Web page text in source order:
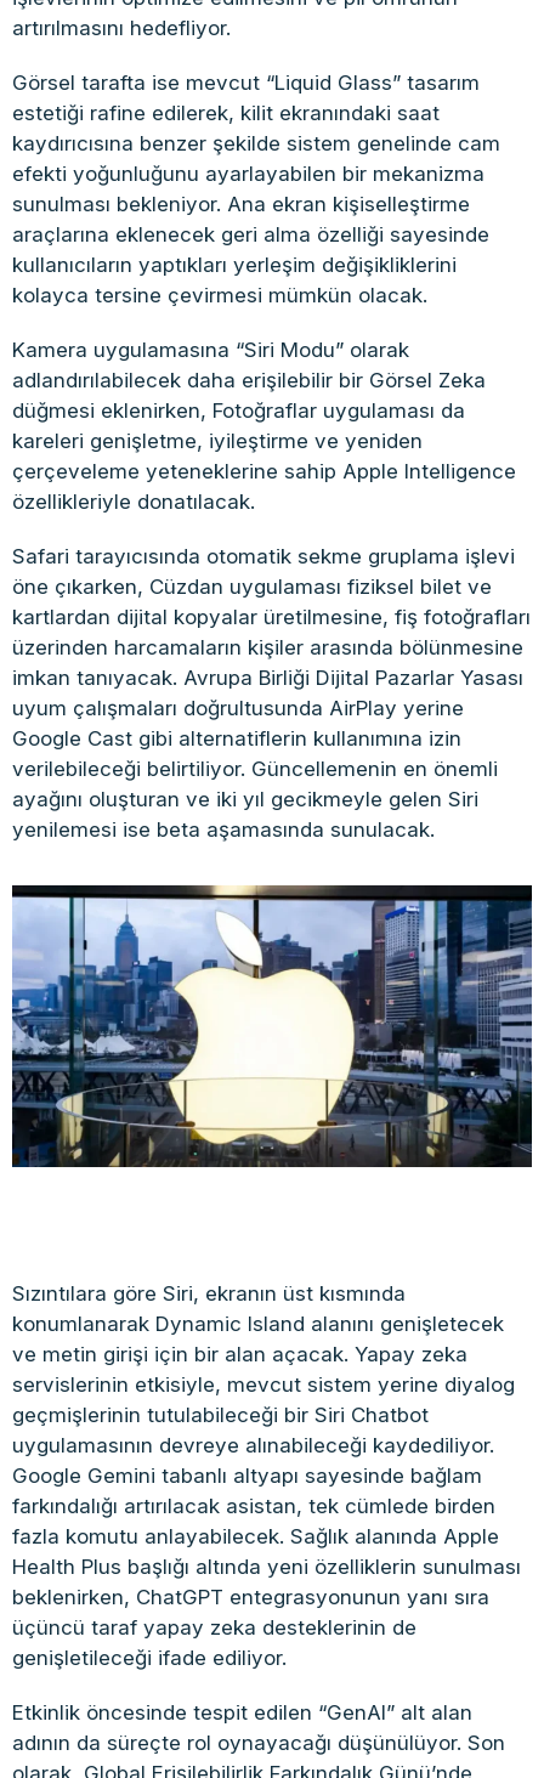
artırılmasını hedefliyor.
Görsel tarafta ise mevcut “Liquid Glass” tasarım
estetiği rafine edilerek, kilit ekranındaki saat
kaydırıcısına benzer şekilde sistem genelinde cam
efekti yoğunluğunu ayarlayabilen bir mekanizma
sunulması bekleniyor. Ana ekran kişiselleştirme
araçlarına eklenecek geri alma özelliği sayesinde
kullanıcıların yaptıkları yerleşim değişikliklerini
kolayca tersine çevirmesi mümkün olacak.
Kamera uygulamasına “Siri Modu” olarak
adlandırılabilecek daha erişilebilir bir Görsel Zeka
düğmesi eklenirken, Fotoğraflar uygulaması da
kareleri genişletme, iyileştirme ve yeniden
çerçeveleme yeteneklerine sahip Apple Intelligence
özellikleriyle donatılacak.
Safari tarayıcısında otomatik sekme gruplama işlevi
öne çıkarken, Cüzdan uygulaması fiziksel bilet ve
kartlardan dijital kopyalar üretilmesine, fiş fotoğrafları
üzerinden harcamaların kişiler arasında bölünmesine
imkan tanıyacak. Avrupa Birliği Dijital Pazarlar Yasası
uyum çalışmaları doğrultusunda AirPlay yerine
Google Cast gibi alternatiflerin kullanımına izin
verilebileceği belirtiliyor. Güncellemenin en önemli
ayağını oluşturan ve iki yıl gecikmeyle gelen Siri
yenilemesi ise beta aşamasında sunulacak.
Sızıntılara göre Siri, ekranın üst kısmında
konumlanarak Dynamic Island alanını genişletecek
ve metin girişi için bir alan açacak. Yapay zeka
servislerinin etkisiyle, mevcut sistem yerine diyalog
geçmişlerinin tutulabileceği bir Siri Chatbot
uygulamasının devreye alınabileceği kaydediliyor.
Google Gemini tabanlı altyapı sayesinde bağlam
farkındalığı artırılacak asistan, tek cümlede birden
fazla komutu anlayabilecek. Sağlık alanında Apple
Health Plus başlığı altında yeni özelliklerin sunulması
beklenirken, ChatGPT entegrasyonunun yanı sıra
üçüncü taraf yapay zeka desteklerinin de
genişletileceği ifade ediliyor.
Etkinlik öncesinde tespit edilen “GenAI” alt alan
adının da süreçte rol oynayacağı düşünülüyor. Son
olarak, Global Erişilebilirlik Farkındalık Günü’nde